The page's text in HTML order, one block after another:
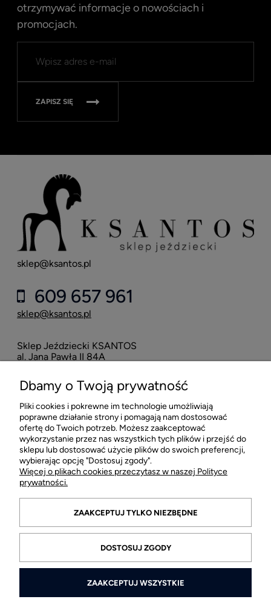
otrzymywać informacje o nowościach i
promocjach.
ZAPISZ SIĘ
sklep@ksantos.pl
609 657 961
sklep@ksantos.pl
Sklep Jeździecki KSANTOS
al. Jana Pawła II 84A
POMOC
MOJE KONTO
PŁATNOŚCI I DOSTAWA
INFORMACJE
Dbamy o Twoją prywatność
Pliki cookies i pokrewne im technologie umożliwiają
poprawne działanie strony i pomagają nam dostosować
ofertę do Twoich potrzeb. Możesz zaakceptować
wykorzystanie przez nas wszystkich tych plików i przejść do
sklepu lub dostosować użycie plików do swoich preferencji,
wybierając opcję "Dostosuj zgody".
Więcej o plikach cookies przeczytasz w naszej Polityce
prywatności.
ZAAKCEPTUJ TYLKO NIEZBĘDNE
DOSTOSUJ ZGODY
ZAAKCEPTUJ WSZYSTKIE